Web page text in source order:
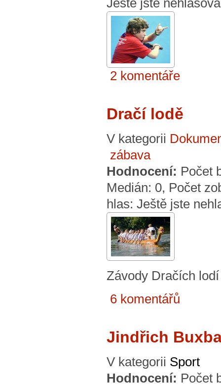
Ještě jste
2 komentáře
Dračí lodě
V kategorii
zábava
Hodnocení: Počet
Medián: 0, Počet
hlas: Ještě jste
Závody Dračích
6 komentářů
Jindřich
V kategorii Sport
Hodnocení: Počet